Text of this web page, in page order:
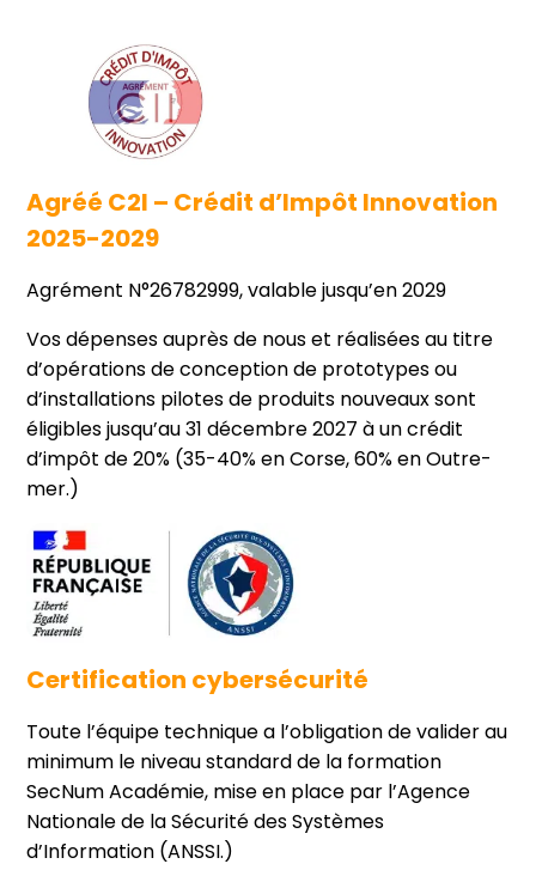
Agréé C2I – Crédit d’Impôt Innovation
2025-2029
Agrément N°26782999, valable jusqu’en 2029
Vos dépenses auprès de nous et réalisées au titre
d’opérations de conception de prototypes ou
d’installations pilotes de produits nouveaux sont
éligibles jusqu’au 31 décembre 2027 à un crédit
d’impôt de 20% (35-40% en Corse, 60% en Outre-
mer.)
Certification cybersécurité
Toute l’équipe technique a l’obligation de valider au
minimum le niveau standard de la formation
SecNum Académie, mise en place par l’Agence
Nationale de la Sécurité des Systèmes
d’Information (ANSSI.)